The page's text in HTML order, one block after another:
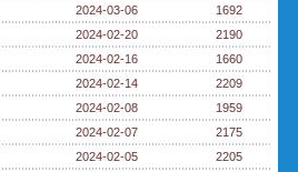
2024-03-06
1692
2024-02-20
2190
2024-02-16
1660
2024-02-14
2209
2024-02-08
1959
2024-02-07
2175
2024-02-05
2205